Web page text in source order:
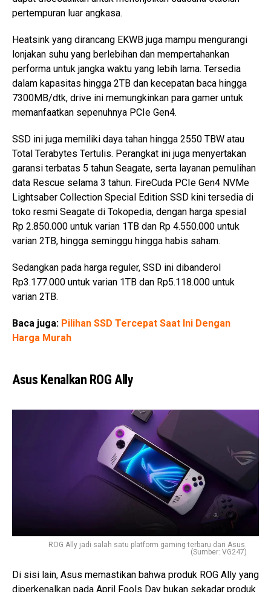
pertempuran luar angkasa.
Heatsink yang dirancang EKWB juga mampu mengurangi
lonjakan suhu yang berlebihan dan mempertahankan
performa untuk jangka waktu yang lebih lama. Tersedia
dalam kapasitas hingga 2TB dan kecepatan baca hingga
7300MB/dtk, drive ini memungkinkan para gamer untuk
memanfaatkan sepenuhnya PCIe Gen4.
SSD ini juga memiliki daya tahan hingga 2550 TBW atau
Total Terabytes Tertulis. Perangkat ini juga menyertakan
garansi terbatas 5 tahun Seagate, serta layanan pemulihan
data Rescue selama 3 tahun. FireCuda PCIe Gen4 NVMe
Lightsaber Collection Special Edition SSD kini tersedia di
toko resmi Seagate di Tokopedia, dengan harga spesial
Rp 2.850.000 untuk varian 1TB dan Rp 4.550.000 untuk
varian 2TB, hingga seminggu hingga habis saham.
Sedangkan pada harga reguler, SSD ini dibanderol
Rp3.177.000 untuk varian 1TB dan Rp5.118.000 untuk
varian 2TB.
Baca juga: Pilihan SSD Tercepat Saat Ini Dengan
Harga Murah
Asus Kenalkan ROG Ally
ROG Ally jadi salah satu platform gaming terbaru dari Asus.
(Sumber: VG247)
Di sisi lain, Asus memastikan bahwa produk ROG Ally yang
diperkenalkan pada April Fools Day bukan sekadar produk